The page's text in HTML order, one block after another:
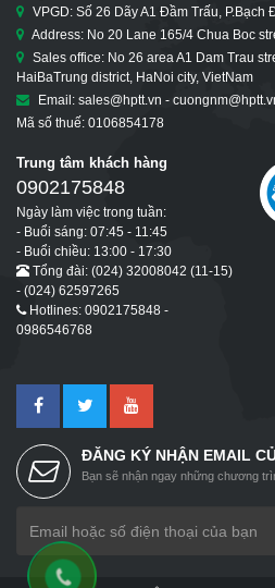
VPGD: Số 26 Dãy A1 Đầm Trấu, P.Bạch
Address: No 20 Lane 165/4 Chua Boc
Sales office: No 26 area A1 Dam Trau
HaiBaTrung district, HaNoi city, VietNam
Email: sales@hptt.vn -
Mã số thuế: 0106854178
Trung tâm khách hàng
0902175848
Ngày làm việc trong tuần:
- Buổi sáng: 07:45 - 11:45
- Buổi chiều: 13:00 - 17:30
Tổng đài: (024) 32008042 (11-15)
- (024) 62597265
Hotlines: 0902175848 -
0986546768
ĐĂNG KÝ NHẬN EMAIL
Bạn sẽ nhận ngay những chương